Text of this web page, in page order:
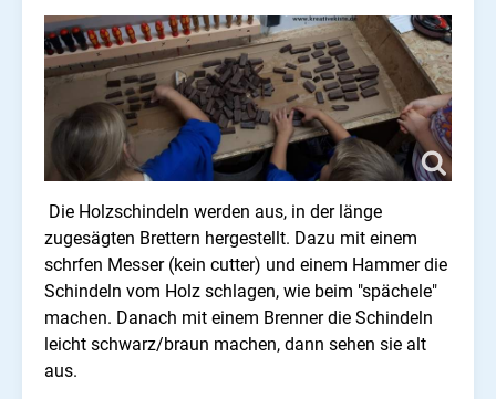
Die Holzschindeln werden aus, in der länge
zugesägten Brettern hergestellt. Dazu mit einem
schrfen Messer (kein cutter) und einem Hammer die
Schindeln vom Holz schlagen, wie beim "spächele"
machen. Danach mit einem Brenner die Schindeln
leicht schwarz/braun machen, dann sehen sie alt
aus.